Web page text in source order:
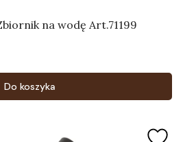
na wodę Art.71199
Do koszyka